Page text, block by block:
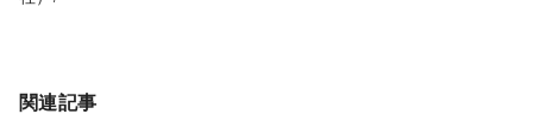
関連記事